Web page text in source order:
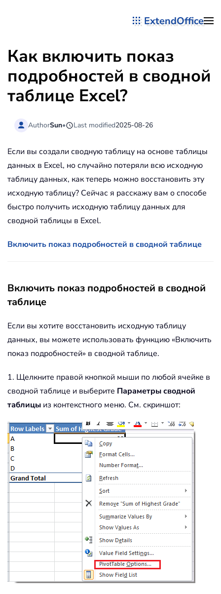
ExtendOffice
Как включить показ
подробностей в сводной
таблице Excel?
AuthorSun• Last modified2025-08-26
Если вы создали сводную таблицу на основе таблицы
данных в Excel, но случайно потеряли всю исходную
таблицу данных, как теперь можно восстановить эту
исходную таблицу? Сейчас я расскажу вам о способе
быстро получить исходную таблицу данных для
сводной таблицы в Excel.
Включить показ подробностей в сводной таблице
Включить показ подробностей в сводной
таблице
Если вы хотите восстановить исходную таблицу
данных, вы можете использовать функцию «Включить
показ подробностей» в сводной таблице.
1. Щелкните правой кнопкой мыши по любой ячейке в
сводной таблице и выберите Параметры сводной
таблицы из контекстного меню. См. скриншот: